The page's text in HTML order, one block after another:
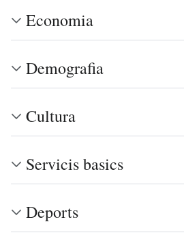
Economia
Demografia
Cultura
Servicis basics
Deports